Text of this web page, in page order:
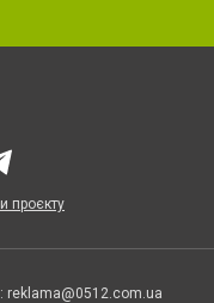
проєкту
reklama@0512.com.ua